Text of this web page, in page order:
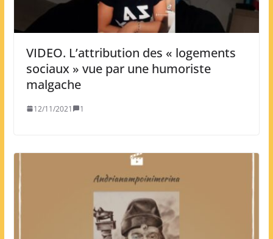
VIDEO. L’attribution des « logements
sociaux » vue par une humoriste
malgache
12/11/2021 1